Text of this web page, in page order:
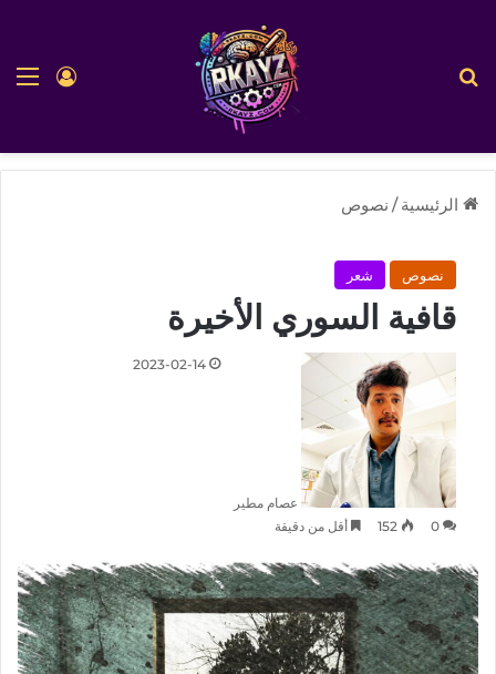
تسجيل
الرئيسية / نصوص
نصوص شعر
قافية السوري الأخيرة
عصام مطير
2023-02-14
0
152 أقل من دقيقة